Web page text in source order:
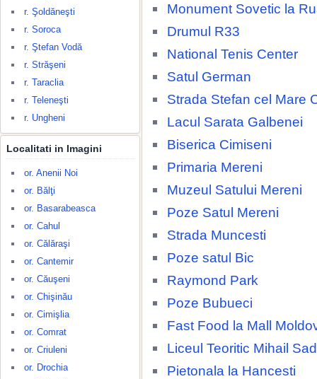
r. Şoldăneşti
r. Soroca
r. Ştefan Vodă
r. Străşeni
r. Taraclia
r. Teleneşti
r. Ungheni
Localitati in Imagini
or. Anenii Noi
or. Bălţi
or. Basarabeasca
or. Cahul
or. Călăraşi
or. Cantemir
or. Căuşeni
or. Chişinău
or. Cimişlia
or. Comrat
or. Criuleni
or. Drochia
Monument Sovetic la
Drumul R33
National Tenis Center
Satul German
Strada Stefan cel Mare
Lacul Sarata Galbenei
Biserica Cimiseni
Primaria Mereni
Muzeul Satului Mereni
Poze Satul Mereni
Strada Muncesti
Poze satul Bic
Raymond Park
Poze Bubueci
Fast Food la Mall
Liceul Teoritic Mihail
Pietonala la Hancesti